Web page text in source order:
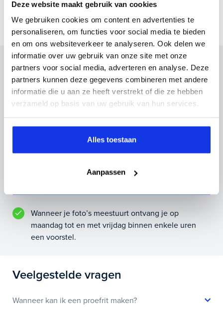
Deze website maakt gebruik van cookies
We gebruiken cookies om content en advertenties te
personaliseren, om functies voor social media te bieden
en om ons websiteverkeer te analyseren. Ook delen we
informatie over uw gebruik van onze site met onze
partners voor social media, adverteren en analyse. Deze
partners kunnen deze gegevens combineren met andere
informatie die u aan ze heeft verstrekt of die ze hebben
verzameld op basis van uw gebruik van hun services.
Alles toestaan
Aanpassen
Inruilvoorstel op deze auto?
Vul hier je gegevens in en vergeet niet foto's van je
inruilauto mee te sturen.
Wanneer je foto’s meestuurt ontvang je op
maandag tot en met vrijdag binnen enkele uren
een voorstel.
Veelgestelde vragen
Wanneer kan ik een proefrit maken?